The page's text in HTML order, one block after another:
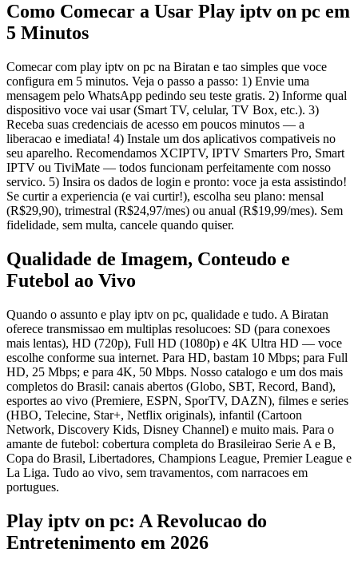
Como Comecar a Usar Play iptv on pc em
5 Minutos
Comecar com play iptv on pc na Biratan e tao simples que voce
configura em 5 minutos. Veja o passo a passo: 1) Envie uma
mensagem pelo WhatsApp pedindo seu teste gratis. 2) Informe qual
dispositivo voce vai usar (Smart TV, celular, TV Box, etc.). 3)
Receba suas credenciais de acesso em poucos minutos — a
liberacao e imediata! 4) Instale um dos aplicativos compativeis no
seu aparelho. Recomendamos XCIPTV, IPTV Smarters Pro, Smart
IPTV ou TiviMate — todos funcionam perfeitamente com nosso
servico. 5) Insira os dados de login e pronto: voce ja esta assistindo!
Se curtir a experiencia (e vai curtir!), escolha seu plano: mensal
(R$29,90), trimestral (R$24,97/mes) ou anual (R$19,99/mes). Sem
fidelidade, sem multa, cancele quando quiser.
Qualidade de Imagem, Conteudo e
Futebol ao Vivo
Quando o assunto e play iptv on pc, qualidade e tudo. A Biratan
oferece transmissao em multiplas resolucoes: SD (para conexoes
mais lentas), HD (720p), Full HD (1080p) e 4K Ultra HD — voce
escolhe conforme sua internet. Para HD, bastam 10 Mbps; para Full
HD, 25 Mbps; e para 4K, 50 Mbps. Nosso catalogo e um dos mais
completos do Brasil: canais abertos (Globo, SBT, Record, Band),
esportes ao vivo (Premiere, ESPN, SporTV, DAZN), filmes e series
(HBO, Telecine, Star+, Netflix originals), infantil (Cartoon
Network, Discovery Kids, Disney Channel) e muito mais. Para o
amante de futebol: cobertura completa do Brasileirao Serie A e B,
Copa do Brasil, Libertadores, Champions League, Premier League e
La Liga. Tudo ao vivo, sem travamentos, com narracoes em
portugues.
Play iptv on pc: A Revolucao do
Entretenimento em 2026